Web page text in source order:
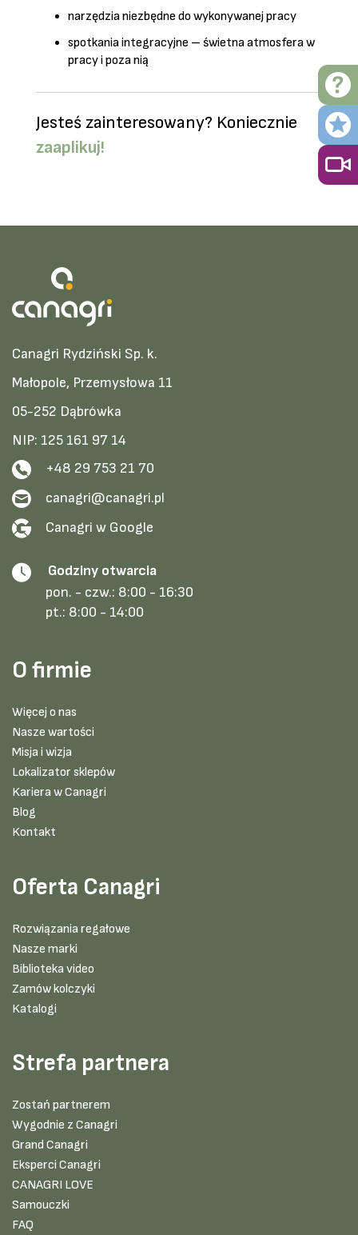
narzędzia niezbędne do wykonywanej pracy
spotkania integracyjne – świetna atmosfera w
pracy i poza nią
Jesteś zainteresowany? Koniecznie
zaaplikuj!
Canagri Rydziński Sp. k.
Małopole, Przemysłowa 11
05-252 Dąbrówka
NIP: 125 161 97 14
+48 29 753 21 70
canagri@canagri.pl
Canagri w Google
Godziny otwarcia
pon. - czw.: 8:00 - 16:30
pt.: 8:00 - 14:00
O firmie
Więcej o nas
Nasze wartości
Misja i wizja
Lokalizator sklepów
Kariera w Canagri
Blog
Kontakt
Oferta Canagri
Rozwiązania regałowe
Nasze marki
Biblioteka video
Zamów kolczyki
Katalogi
Strefa partnera
Zostań partnerem
Wygodnie z Canagri
Grand Canagri
Eksperci Canagri
CANAGRI LOVE
Samouczki
FAQ